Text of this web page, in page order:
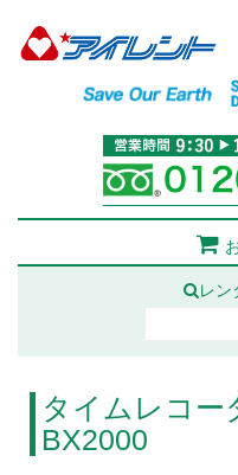
レン
タイムレコ
BX2000